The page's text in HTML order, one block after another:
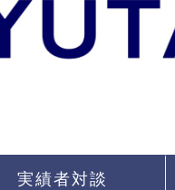
実績者対談